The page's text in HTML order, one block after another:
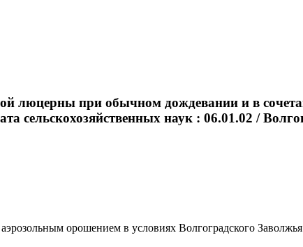
люцерны при обычном дождевании и в
сельскохозяйственных наук : 06.01.02 /
орошением в условиях Волгоградского Заволжья